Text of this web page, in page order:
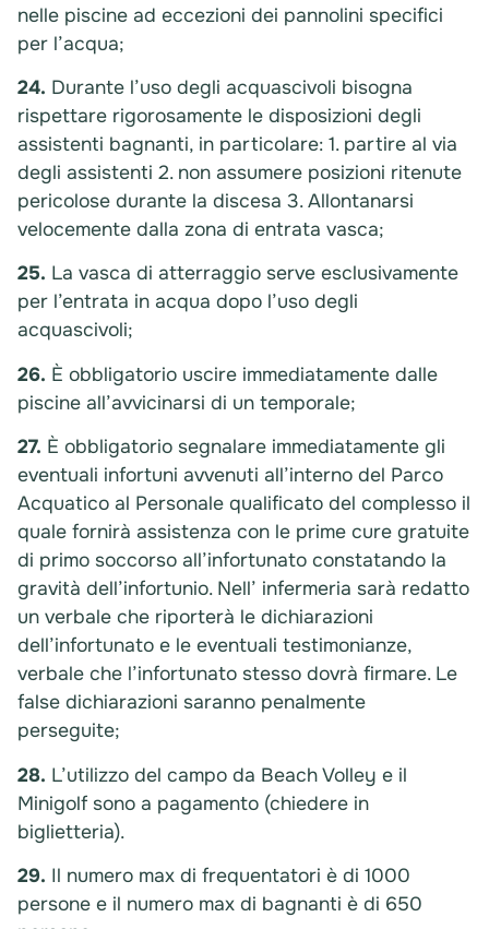
nelle piscine ad eccezioni dei pannolini specifici
per l’acqua;
24. Durante l’uso degli acquascivoli bisogna
rispettare rigorosamente le disposizioni degli
assistenti bagnanti, in particolare: 1. partire al via
degli assistenti 2. non assumere posizioni ritenute
pericolose durante la discesa 3. Allontanarsi
velocemente dalla zona di entrata vasca;
25. La vasca di atterraggio serve esclusivamente
per l’entrata in acqua dopo l’uso degli
acquascivoli;
26. È obbligatorio uscire immediatamente dalle
piscine all’avvicinarsi di un temporale;
27. È obbligatorio segnalare immediatamente gli
eventuali infortuni avvenuti all’interno del Parco
Acquatico al Personale qualificato del complesso il
quale fornirà assistenza con le prime cure gratuite
di primo soccorso all’infortunato constatando la
gravità dell’infortunio. Nell’ infermeria sarà redatto
un verbale che riporterà le dichiarazioni
dell’infortunato e le eventuali testimonianze,
verbale che l’infortunato stesso dovrà firmare. Le
false dichiarazioni saranno penalmente
perseguite;
28. L’utilizzo del campo da Beach Volley e il
Minigolf sono a pagamento (chiedere in
biglietteria).
29. Il numero max di frequentatori è di 1000
persone e il numero max di bagnanti è di 650